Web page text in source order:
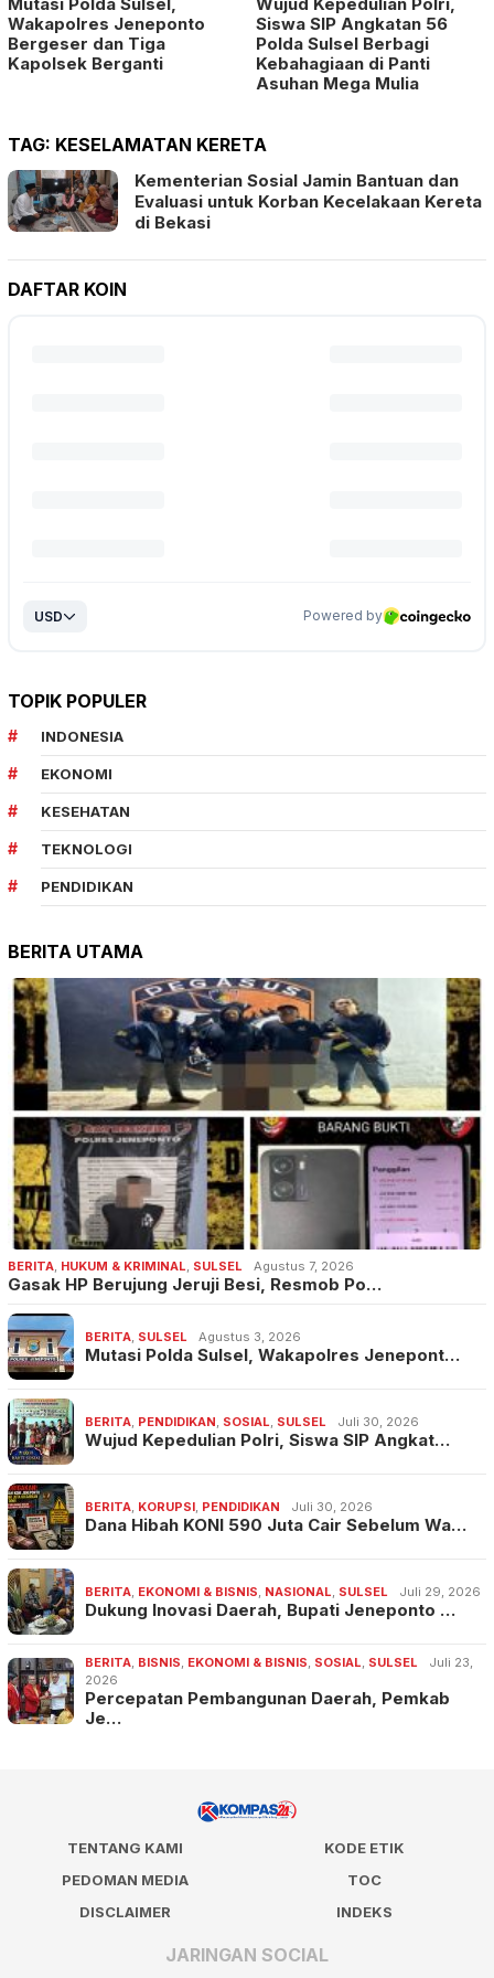
Wakapolres Jeneponto
Bergeser dan Tiga
Kapolsek Berganti
Siswa SIP Angkatan 56
Polda Sulsel Berbagi
Kebahagiaan di Panti
Asuhan Mega Mulia
TAG: KESELAMATAN KERETA
Kementerian Sosial Jamin Bantuan dan
Evaluasi untuk Korban Kecelakaan Kereta
di Bekasi
DAFTAR KOIN
TOPIK POPULER
INDONESIA
EKONOMI
KESEHATAN
TEKNOLOGI
PENDIDIKAN
BERITA UTAMA
BERITA HUKUM & KRIMINAL SULSEL Agustus 7, 2026
Gasak HP Berujung Jeruji Besi, Resmob Po…
BERITA SULSEL Agustus 3, 2026
Mutasi Polda Sulsel, Wakapolres Jenepont…
BERITA PENDIDIKAN SOSIAL SULSEL Juli 30, 2026
Wujud Kepedulian Polri, Siswa SIP Angkat…
BERITA KORUPSI PENDIDIKAN Juli 30, 2026
Dana Hibah KONI 590 Juta Cair Sebelum Wa…
BERITA EKONOMI & BISNIS NASIONAL SULSEL Juli 29, 2026
Dukung Inovasi Daerah, Bupati Jeneponto …
BERITA BISNIS EKONOMI & BISNIS SOSIAL SULSEL
Juli 23,
2026
Percepatan Pembangunan Daerah, Pemkab
Je…
TENTANG KAMI
KODE ETIK
PEDOMAN MEDIA
TOC
DISCLAIMER
INDEKS
JARINGAN SOCIAL